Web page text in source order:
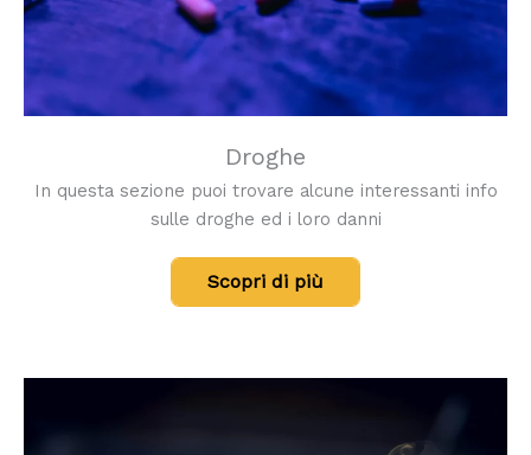
Droghe
In questa sezione puoi trovare alcune interessanti info
sulle droghe ed i loro danni
Scopri di più